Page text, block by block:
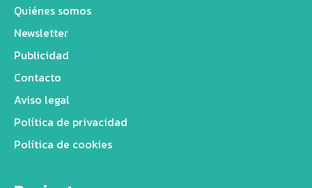
Quiénes somos
Newsletter
Publicidad
Contacto
Aviso legal
Política de privacidad
Política de cookies